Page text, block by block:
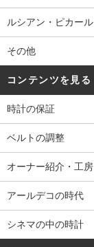
ルシアン・ピカール
その他
コンテンツを見る
時計の保証
ベルトの調整
オーナー紹介・工房
アールデコの時代
シネマの中の時計